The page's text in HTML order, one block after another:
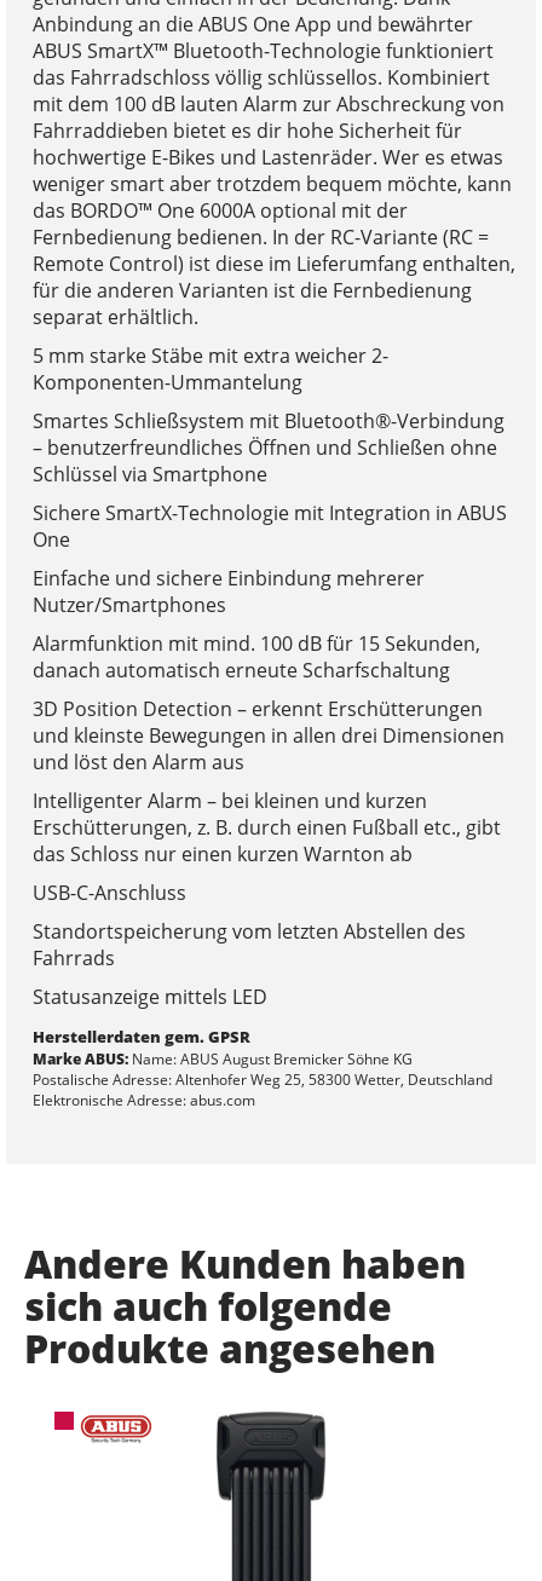
Anbindung an die ABUS One App und bewährter
ABUS SmartX™ Bluetooth-Technologie funktioniert
das Fahrradschloss völlig schlüssellos. Kombiniert
mit dem 100 dB lauten Alarm zur Abschreckung von
Fahrraddieben bietet es dir hohe Sicherheit für
hochwertige E-Bikes und Lastenräder. Wer es etwas
weniger smart aber trotzdem bequem möchte, kann
das BORDO™ One 6000A optional mit der
Fernbedienung bedienen. In der RC-Variante (RC =
Remote Control) ist diese im Lieferumfang enthalten,
für die anderen Varianten ist die Fernbedienung
separat erhältlich.
5 mm starke Stäbe mit extra weicher 2-
Komponenten-Ummantelung
Smartes Schließsystem mit Bluetooth®-Verbindung
– benutzerfreundliches Öffnen und Schließen ohne
Schlüssel via Smartphone
Sichere SmartX-Technologie mit Integration in ABUS
One
Einfache und sichere Einbindung mehrerer
Nutzer/Smartphones
Alarmfunktion mit mind. 100 dB für 15 Sekunden,
danach automatisch erneute Scharfschaltung
3D Position Detection – erkennt Erschütterungen
und kleinste Bewegungen in allen drei Dimensionen
und löst den Alarm aus
Intelligenter Alarm – bei kleinen und kurzen
Erschütterungen, z. B. durch einen Fußball etc., gibt
das Schloss nur einen kurzen Warnton ab
USB-C-Anschluss
Standortspeicherung vom letzten Abstellen des
Fahrrads
Statusanzeige mittels LED
Herstellerdaten gem. GPSR
Marke ABUS:Name: ABUS August Bremicker Söhne KG
Postalische Adresse: Altenhofer Weg 25, 58300 Wetter, Deutschland
Elektronische Adresse: abus.com
Andere Kunden haben
sich auch folgende
Produkte angesehen